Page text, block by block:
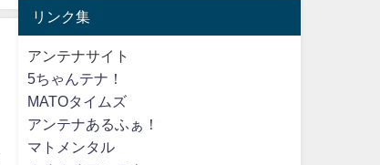
リンク集
アンテナサイト
5ちゃんテナ！
MATOタイムズ
アンテナあるふぁ！
マトメンタル